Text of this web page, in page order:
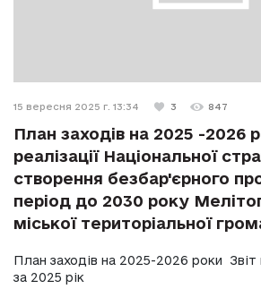
15 вересня 2025 г. 13:34 3 847
План заходів на 2025 -2026
реалізації Національної
створення безбар'єрного
період до 2030 року
міської територіальної
План заходів на 2025-2026 роки Звіт
за 2025 рік